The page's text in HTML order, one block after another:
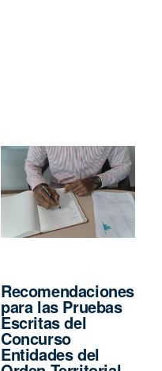
Recomendaciones
para las Pruebas
Escritas del
Concurso
Entidades del